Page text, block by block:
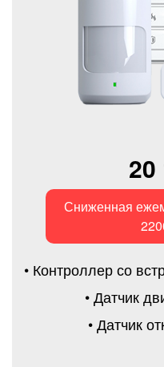
20
Сниженная
• Контроллер со
• Датчик
• Датчик